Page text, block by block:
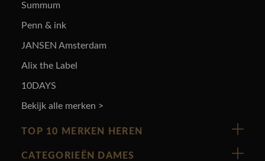
Summum
Penn & ink
JANSEN Amsterdam
Alix the Label
10DAYS
Bekijk alle merken >
TOP 10 MERKEN HEREN
Vanguard
CATEGORIEËN DAMES